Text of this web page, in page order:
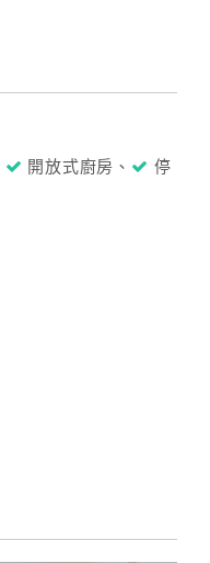
開放式廚房、
停